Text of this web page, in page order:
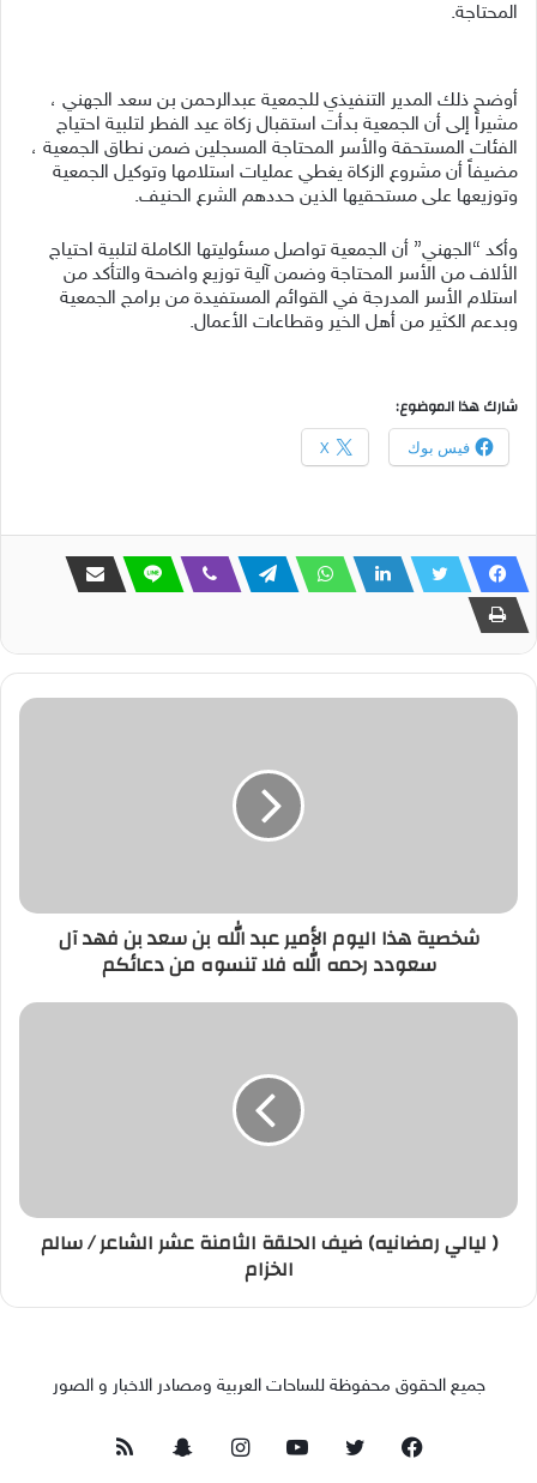
المحتاجة.
أوضح ذلك المدير التنفيذي للجمعية عبدالرحمن بن سعد الجهني ،
مشيراً إلى أن الجمعية بدأت استقبال زكاة عيد الفطر لتلبية احتياج
الفئات المستحقة والأسر المحتاجة المسجلين ضمن نطاق الجمعية ،
مضيفاً أن مشروع الزكاة يغطي عمليات استلامها وتوكيل الجمعية
وتوزيعها على مستحقيها الذين حددهم الشرع الحنيف.
وأكد “الجهني” أن الجمعية تواصل مسئوليتها الكاملة لتلبية احتياج
الألاف من الأسر المحتاجة وضمن آلية توزيع واضحة والتأكد من
استلام الأسر المدرجة في القوائم المستفيدة من برامج الجمعية
وبدعم الكثير من أهل الخير وقطاعات الأعمال‪ .
شارك هذا الموضوع:
فيس بوك X
شخصية هذا اليوم الأمير عبد الله بن سعد بن فهد آل
سعودد رحمه الله فلا تنسوه من دعائكم
( ليالي رمضانيه) ضيف الحلقة الثامنة عشر الشاعر / سالم
الخزام
جميع الحقوق محفوظة للساحات العربية ومصادر الاخبار و الصور
فيسبوك تويتر يوتيوبانستقرامسناب ملخص